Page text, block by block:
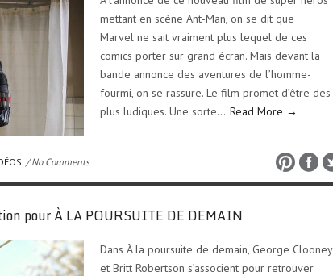
mettant en scène Ant-Man, on se dit que
Marvel ne sait vraiment plus lequel de ces
comics porter sur grand écran. Mais devant la
bande annonce des aventures de l’homme-
fourmi, on se rassure. Le film promet d’être des
plus ludiques. Une sorte… Read More →
/ No Comments
pour À LA POURSUITE DE DEMAIN
Dans À la poursuite de demain, George Clooney
et Britt Robertson s’associent pour retrouver